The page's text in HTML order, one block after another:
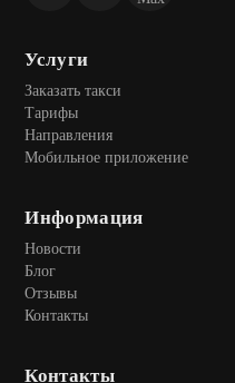
Услуги
Заказать такси
Тарифы
Направления
Мобильное приложение
Информация
Новости
Блог
Отзывы
Контакты
Контакты